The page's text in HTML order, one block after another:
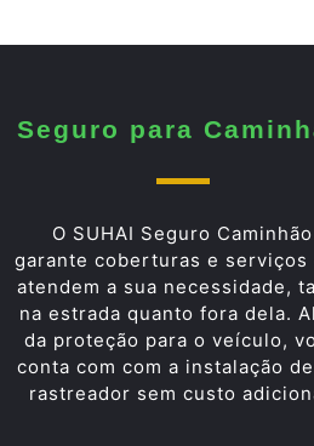
Seguro para
O SUHAI Seguro Caminhão
garante coberturas e serviços
atendem a sua necessidade,
na estrada quanto fora dela.
da proteção para o veículo,
conta com com a instalação
rastreador sem custo